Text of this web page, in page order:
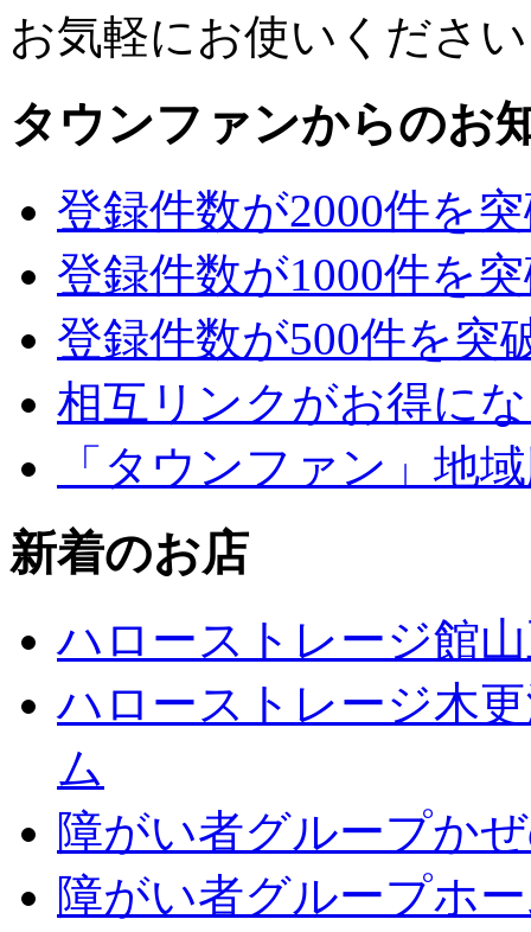
お気軽にお使いくださ
タウンファンからのお
登録件数が2000件を
登録件数が1000件を
登録件数が500件を突
相互リンクがお得に
「タウンファン」地
新着のお店
ハローストレージ館
ハローストレージ木
ム
障がい者グループか
障がい者グループホ